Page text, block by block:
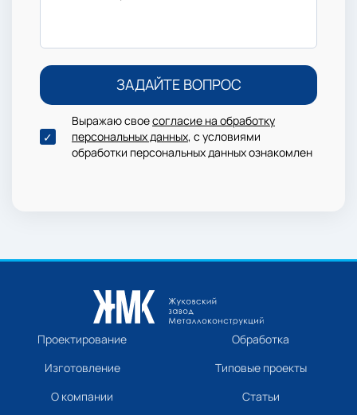
Выражаю своесогласие на обработку
персональных данных, с условиями
обработки персональных данных ознакомлен
Проектирование
Обработка
Изготовление
Типовые проекты
О компании
Статьи